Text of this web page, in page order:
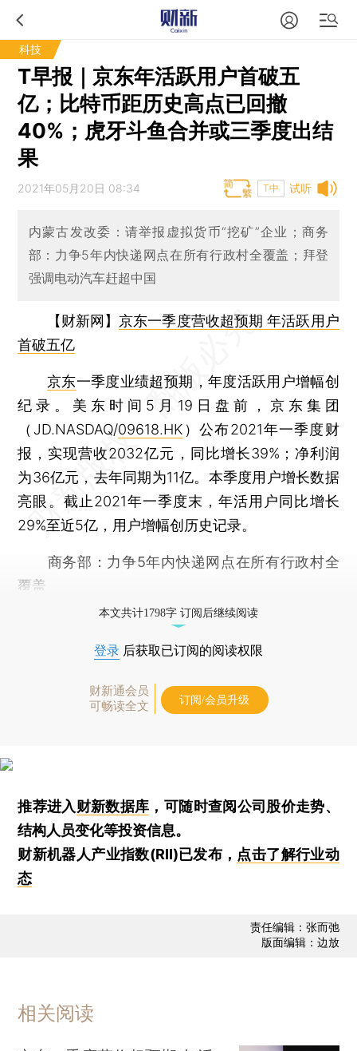
科技
T早报｜京东年活跃用户首破五
亿；比特币距历史高点已回撤
40%；虎牙斗鱼合并或三季度出结
果
试听
2021年05月20日 08:34 T中
内蒙古发改委：请举报虚拟货币“挖矿”企业；商务
部：力争5年内快递网点在所有行政村全覆盖；拜登
强调电动汽车赶超中国
【财新网】京东一季度营收超预期 年活跃用户
首破五亿
京东一季度业绩超预期，年度活跃用户增幅创
纪录。美东时间5月19日盘前，京东集团
（JD.NASDAQ/09618.HK ）公布2021年一季度财
报，实现营收2032亿元，同比增长39%；净利润
为36亿元，去年同期为11亿。本季度用户增长数据
亮眼。截止2021年一季度末，年活用户同比增长
29%至近5亿，用户增幅创历史记录。
商务部：力争5年内快递网点在所有行政村全
覆盖
本文共计1798字 订阅后继续阅读
登录 后获取已订阅的阅读权限
财新通会员
可畅读全文
订阅/会员升级
推荐进入财新数据库 ，可随时查阅公司股价走势、
结构人员变化等投资信息。
财新机器人产业指数(RII)已发布， 点击了解行业动
态
责任编辑：张而弛
版面编辑：边放
相关阅读